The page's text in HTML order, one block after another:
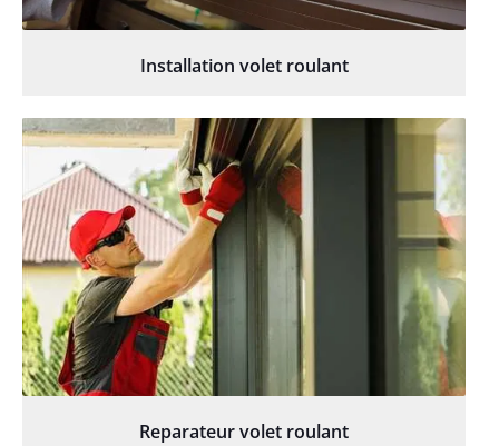
Installation volet roulant
Reparateur volet roulant